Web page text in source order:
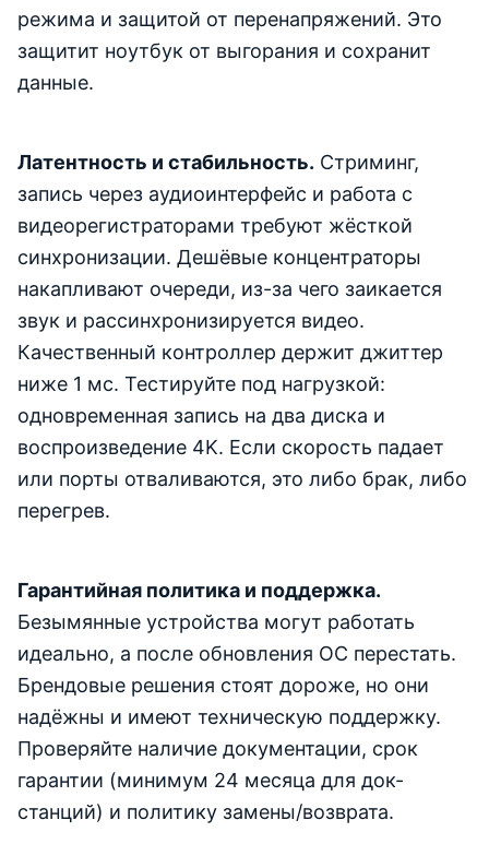
режима и защитой от перенапряжений. Это
защитит ноутбук от выгорания и сохранит
данные.
Латентность и стабильность. Стриминг,
запись через аудиоинтерфейс и работа с
видеорегистраторами требуют жёсткой
синхронизации. Дешёвые концентраторы
накапливают очереди, из-за чего заикается
звук и рассинхронизируется видео.
Качественный контроллер держит джиттер
ниже 1 мс. Тестируйте под нагрузкой:
одновременная запись на два диска и
воспроизведение 4K. Если скорость падает
или порты отваливаются, это либо брак, либо
перегрев.
Гарантийная политика и поддержка.
Безымянные устройства могут работать
идеально, а после обновления ОС перестать.
Брендовые решения стоят дороже, но они
надёжны и имеют техническую поддержку.
Проверяйте наличие документации, срок
гарантии (минимум 24 месяца для док-
станций) и политику замены/возврата.